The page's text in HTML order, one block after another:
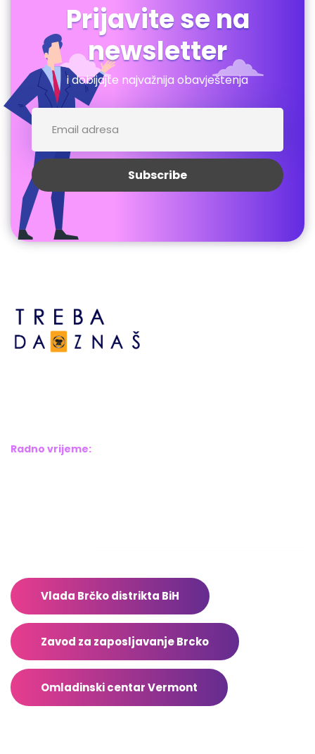
Prijavite se na
newsletter
i dobijajte najvažnija obavještenja
Radno vrijeme:
Vlada Brčko distrikta BiH
Zavod za zaposljavanje Brcko
Omladinski centar Vermont